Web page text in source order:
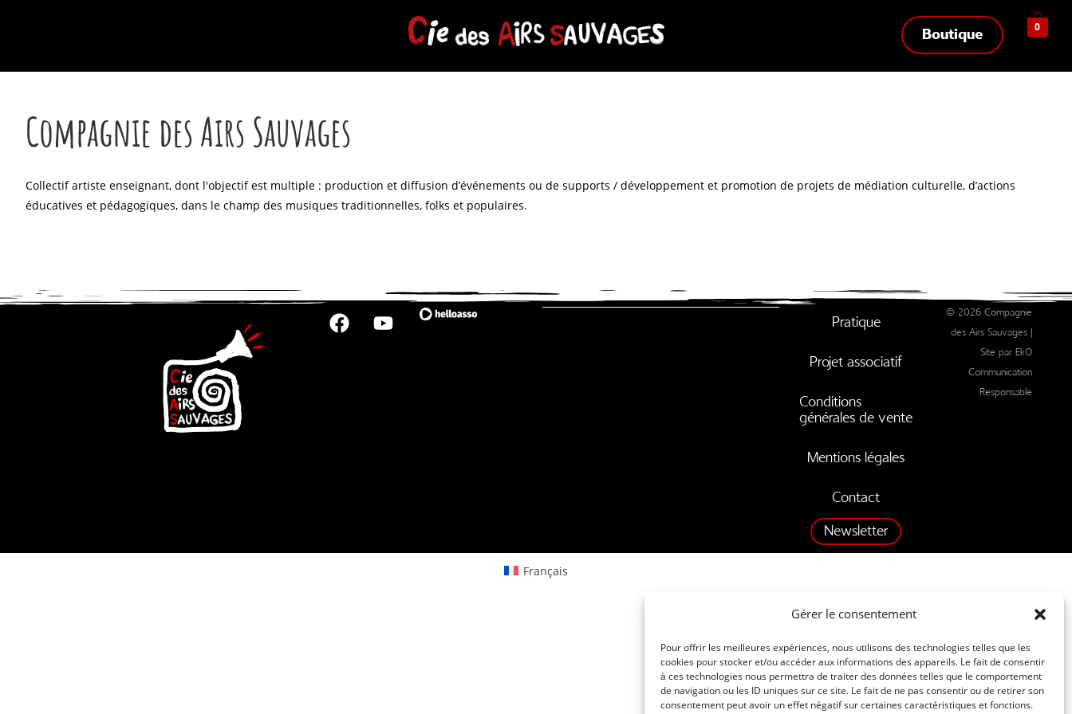
Gérer le consentement
Pour offrir les meilleures expériences, nous utilisons des technologies telles que les
cookies pour stocker et/ou accéder aux informations des appareils. Le fait de consentir
à ces technologies nous permettra de traiter des données telles que le comportement
de navigation ou les ID uniques sur ce site. Le fait de ne pas consentir ou de retirer son
consentement peut avoir un effet négatif sur certaines caractéristiques et fonctions.
Boutique
0
Compagnie des Airs Sauvages
Collectif artiste enseignant, dont l'objectif est multiple : production et diffusion d’événements ou de supports / développement et promotion de projets de médiation culturelle, d’actions
éducatives et pédagogiques, dans le champ des musiques traditionnelles, folks et populaires.
Pratique
Projet associatif
Conditions
générales de vente
Mentions légales
Contact
Newsletter
© 2026 Compagnie
des Airs Sauvages |
Site par EkO
Communication
Responsable
Français